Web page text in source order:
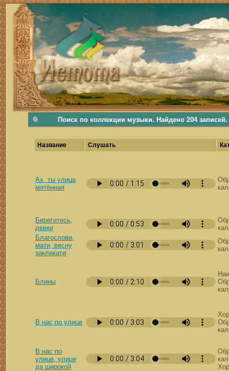
фольклорная музыка, фольклор хороводы бабушки русские народные песни послушать скачать каталог фольклора Поиск музыки, поиск фольклора, искать песни, как пели раньше,
Поиск по коллекции музыки. Найдено 204 записей.
Название Слушать
Ах, ты улица
мятённая
Берегитесь,
девки
Благослови,
мати, весну
закликати
Блины
В нас по улице
В нас по
улице, улице
да широкой